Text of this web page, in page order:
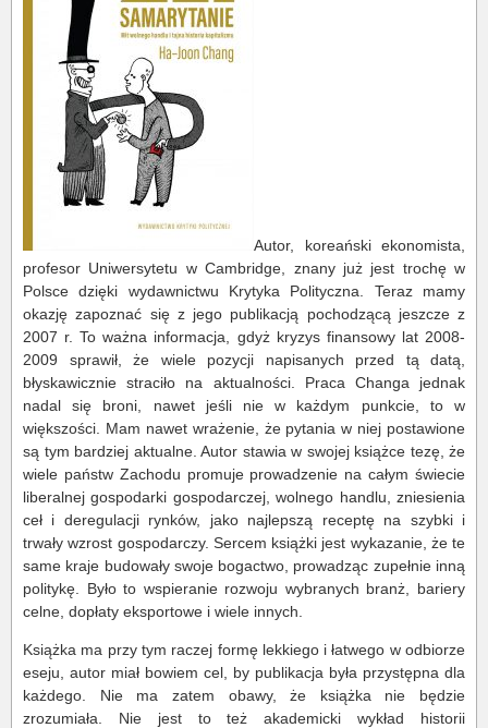
Autor, koreański ekonomista,
profesor Uniwersytetu w Cambridge, znany już jest trochę w
Polsce dzięki wydawnictwu Krytyka Polityczna. Teraz mamy
okazję zapoznać się z jego publikacją pochodzącą jeszcze z
2007 r. To ważna informacja, gdyż kryzys finansowy lat 2008-
2009 sprawił, że wiele pozycji napisanych przed tą datą,
błyskawicznie straciło na aktualności. Praca Changa jednak
nadal się broni, nawet jeśli nie w każdym punkcie, to w
większości. Mam nawet wrażenie, że pytania w niej postawione
są tym bardziej aktualne. Autor stawia w swojej książce tezę, że
wiele państw Zachodu promuje prowadzenie na całym świecie
liberalnej gospodarki gospodarczej, wolnego handlu, zniesienia
ceł i deregulacji rynków, jako najlepszą receptę na szybki i
trwały wzrost gospodarczy. Sercem książki jest wykazanie, że te
same kraje budowały swoje bogactwo, prowadząc zupełnie inną
politykę. Było to wspieranie rozwoju wybranych branż, bariery
celne, dopłaty eksportowe i wiele innych.
Książka ma przy tym raczej formę lekkiego i łatwego w odbiorze
eseju, autor miał bowiem cel, by publikacja była przystępna dla
każdego. Nie ma zatem obawy, że książka nie będzie
zrozumiała. Nie jest to też akademicki wykład historii